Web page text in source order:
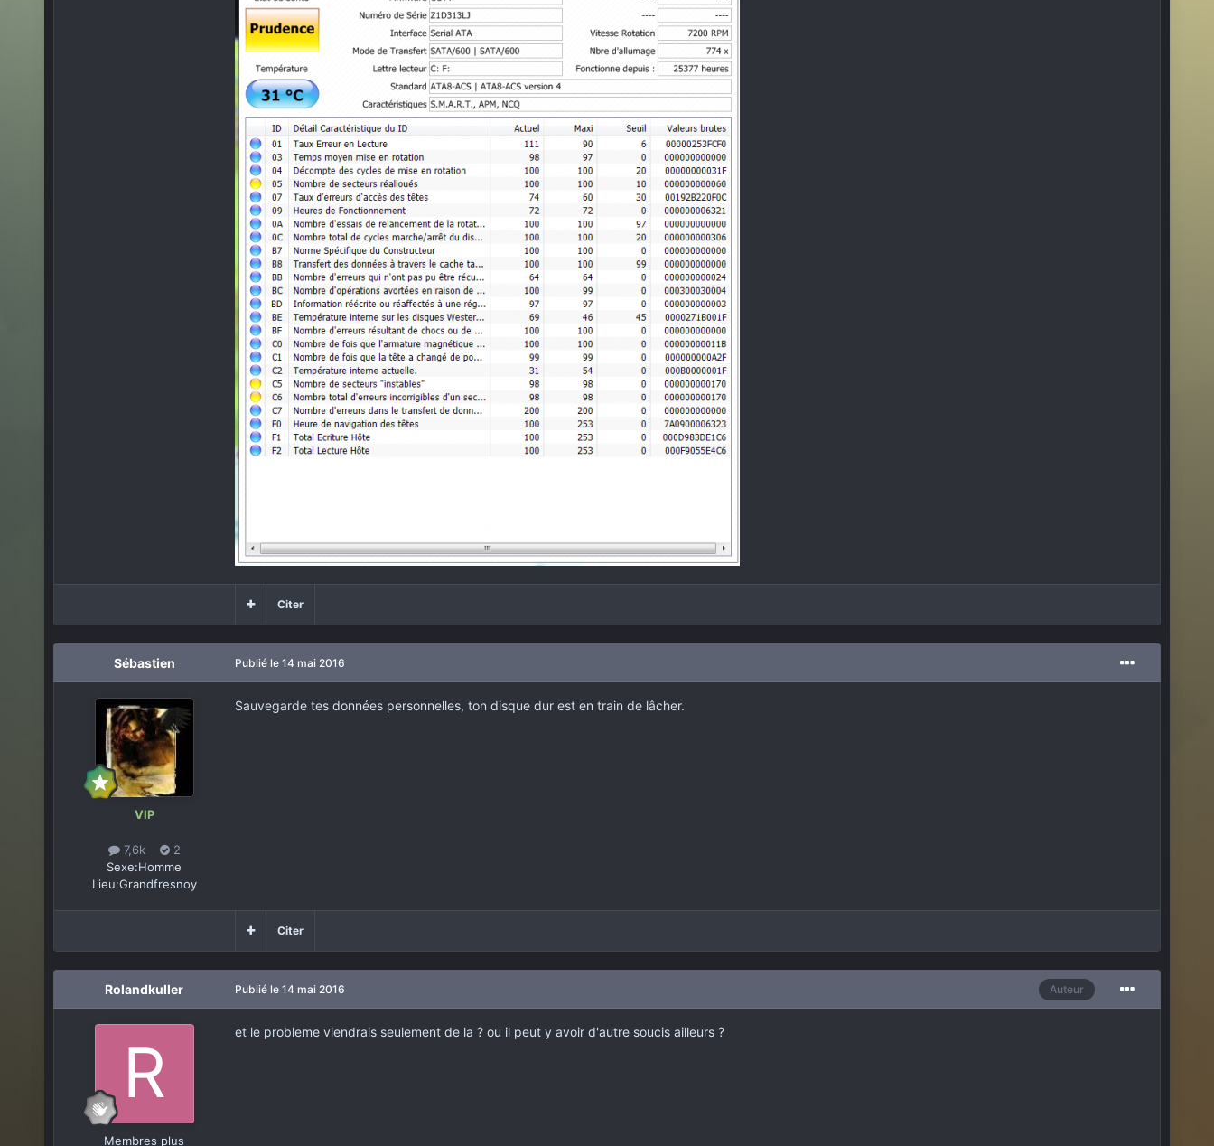
Citer
Sébastien
VIP
7,6k
2
Sexe:Homme
Lieu:Grandfresnoy
Publié le 14 mai 2016
Sauvegarde tes données personnelles, ton disque dur est en train de lâcher.
Citer
Rolandkuller
Membres plus
Auteur
Publié le 14 mai 2016
et le probleme viendrais seulement de la ? ou il peut y avoir d'autre soucis ailleurs ?